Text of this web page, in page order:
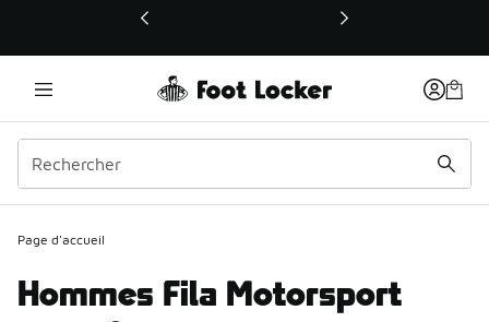
Ce lien ouvrira une nouvelle fenêtre
Page d'accueil
Hommes Fila Motorsport